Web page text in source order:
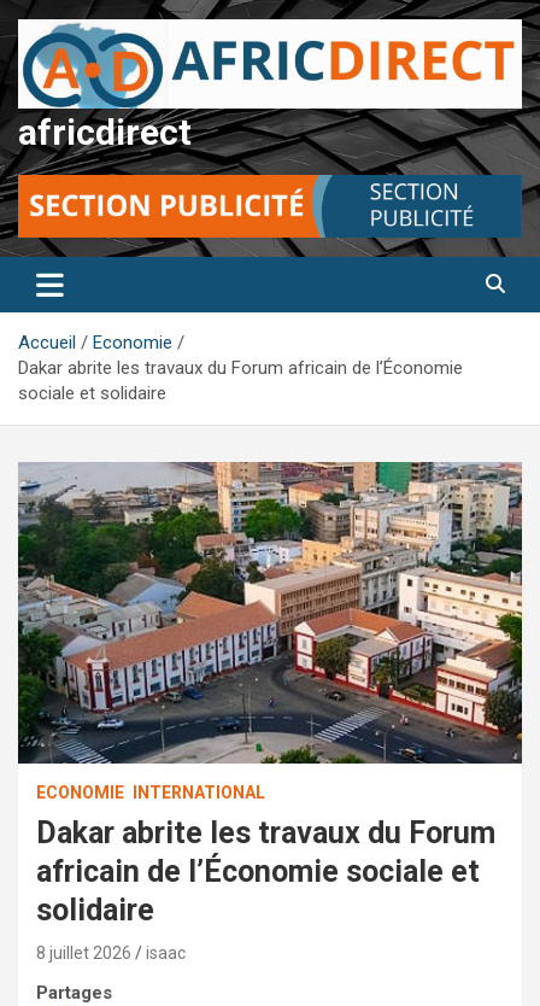
Aller
au
contenu
africdirect
Accueil
Economie
Dakar abrite les travaux du Forum africain de l’Économie
sociale et solidaire
ECONOMIE INTERNATIONAL
Dakar abrite les travaux du Forum
africain de l’Économie sociale et
solidaire
8 juillet 2026 isaac
Partages